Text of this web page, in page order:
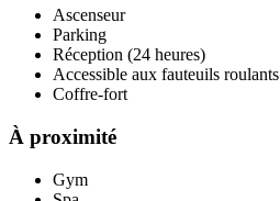
Ascenseur
Parking
Réception (24 heures)
Accessible aux fauteuils roulants
Coffre-fort
À proximité
Gym